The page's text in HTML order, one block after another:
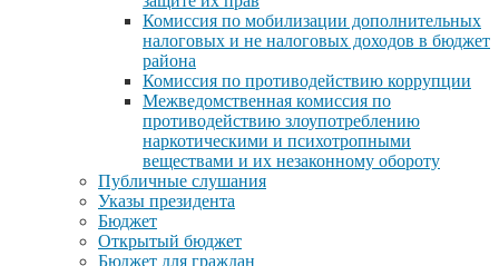
Комиссия по мобилизации дополнительных
налоговых и не налоговых доходов в бюджет
района
Комиссия по противодействию коррупции
Межведомственная комиссия по
противодействию злоупотреблению
наркотическими и психотропными
веществами и их незаконному обороту
Публичные слушания
Указы президента
Бюджет
Открытый бюджет
Бюджет для граждан